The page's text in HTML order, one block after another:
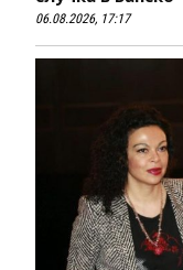
06.08.2026, 17:17